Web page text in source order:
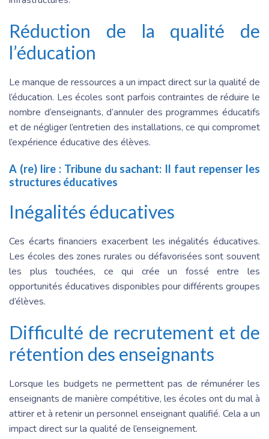
Réduction de la qualité de
l’éducation
Le manque de ressources a un impact direct sur la qualité de
l’éducation. Les écoles sont parfois contraintes de réduire le
nombre d’enseignants, d’annuler des programmes éducatifs
et de négliger l’entretien des installations, ce qui compromet
l’expérience éducative des élèves.
A (re) lire : Tribune du sachant: Il faut repenser les
structures éducatives
Inégalités éducatives
Ces écarts financiers exacerbent les inégalités éducatives.
Les écoles des zones rurales ou défavorisées sont souvent
les plus touchées, ce qui crée un fossé entre les
opportunités éducatives disponibles pour différents groupes
d’élèves.
Difficulté de recrutement et de
rétention des enseignants
Lorsque les budgets ne permettent pas de rémunérer les
enseignants de manière compétitive, les écoles ont du mal à
attirer et à retenir un personnel enseignant qualifié. Cela a un
impact direct sur la qualité de l’enseignement.